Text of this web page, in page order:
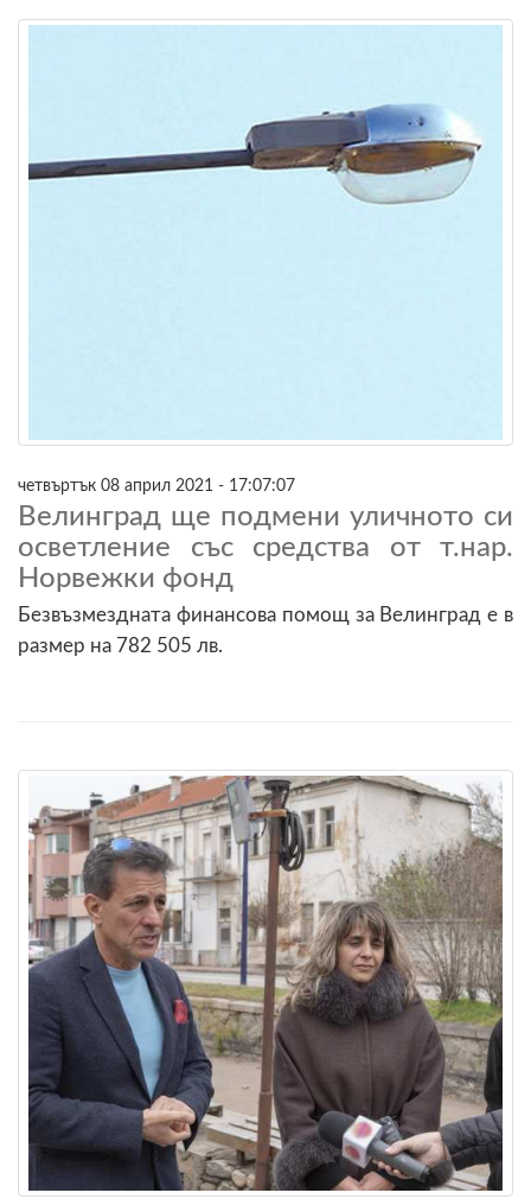
четвъртък 08 април 2021 - 17:07:07
Велинград ще подмени уличното си
осветление със средства от т.нар.
Норвежки фонд
Безвъзмездната финансова помощ за Велинград е в
размер на 782 505 лв.